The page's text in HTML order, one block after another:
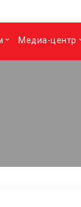
Медиа-центр